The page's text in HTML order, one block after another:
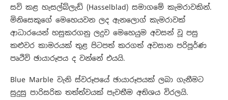
සවි කළ හැසල්බ්ලැඩ් (Hasselblad) සමාගමේ කැමරාවකින්.
මිනිසෙකුගේ මෙහෙයවන ලද ඇනලොග් කැමරාවක්
ආධාරයෙන් හසුකරගනු ලදුව මෙහෙයුම අවසන් වූ පසු
කළුවර කාමරයක් තුළ පිටපත් කරගත් අවසාන පරිපූර්ණ
පෘථිවි ඡායාරූපය ද වන්නේ එයයි.
Blue Marble වැනි ස්වරූපයේ ඡායාරූපයක් ලබා ගැනීමට
සුදුසු පාරිසරික තත්ත්වයක් පැවතීම අතිශය විරලයි.